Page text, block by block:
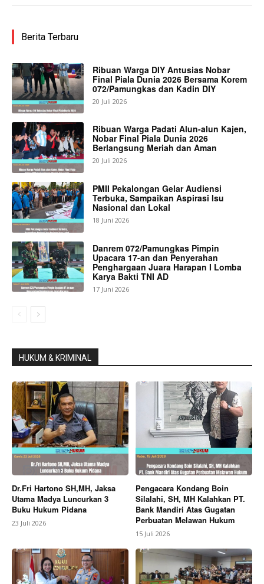
Berita Terbaru
Ribuan Warga DIY Antusias Nobar
Final Piala Dunia 2026 Bersama Korem
072/Pamungkas dan Kadin DIY
20 Juli 2026
Ribuan Warga Padati Alun-alun Kajen,
Nobar Final Piala Dunia 2026
Berlangsung Meriah dan Aman
20 Juli 2026
PMII Pekalongan Gelar Audiensi
Terbuka, Sampaikan Aspirasi Isu
Nasional dan Lokal
18 Juni 2026
Danrem 072/Pamungkas Pimpin
Upacara 17-an dan Penyerahan
Penghargaan Juara Harapan I Lomba
Karya Bakti TNI AD
17 Juni 2026
HUKUM & KRIMINAL
Dr.Fri Hartono SH,MH, Jaksa
Utama Madya Luncurkan 3
Buku Hukum Pidana
23 Juli 2026
Pengacara Kondang Boin
Silalahi, SH, MH Kalahkan PT.
Bank Mandiri Atas Gugatan
Perbuatan Melawan Hukum
15 Juli 2026